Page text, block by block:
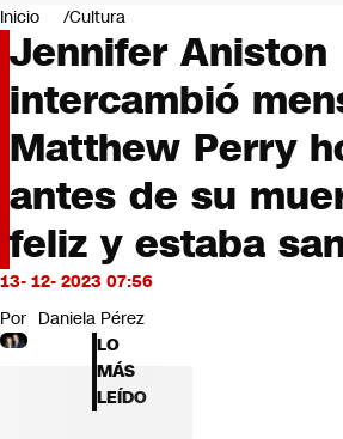
Negocios
Deportes
Programas completos
Cultura
Servicios
Bits
CNN tiempo
Futuro 360
Opinión
Inicio Cultura
Jennifer Aniston
intercambió
Matthew Perry
antes de su
feliz y estaba
13- 12- 2023 07:56
Por Daniela Pérez
LO
MÁS
LEÍDO